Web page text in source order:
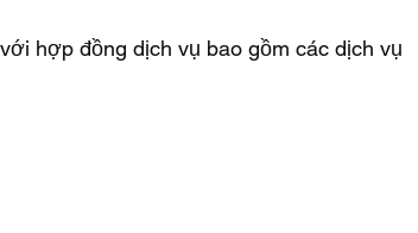
hợp đồng dịch vụ bao gồm các dịch vụ